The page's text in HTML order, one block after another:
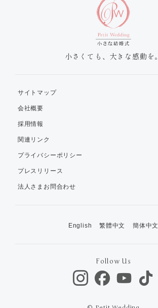
小さくても、大きな感動を。
サイトマップ
会社概要
採用情報
関連リンク
プライバシーポリシー
プレスリリース
法人さまお問合わせ
English 繁體中文 簡体中文
Follow Us